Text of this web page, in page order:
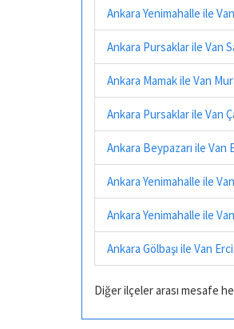
Ankara Yenimahalle ile
Ankara Pursaklar ile Van
Ankara Mamak ile Van
Ankara Pursaklar ile Van
Ankara Beypazarı ile
Ankara Yenimahalle ile
Ankara Yenimahalle ile
Ankara Gölbaşı ile Van
Diğer ilçeler arası mesafe